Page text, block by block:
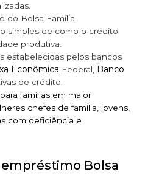
do Bolsa Família.
simples de como o crédito
produtiva.
estabelecidas pelos bancos
Econômica Federal, Banco
de crédito.
famílias em maior
chefes de família, jovens,
com deficiência e
empréstimo Bolsa